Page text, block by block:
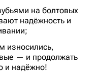
на болтовых
надёжность и
износились,
— и продолжать
и надёжно!